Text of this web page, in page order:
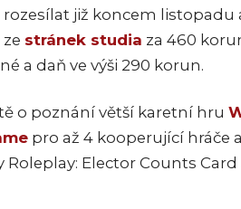
již koncem listopadu
stránek studia za 460
a daň ve výši 290 korun.
o poznání větší karetní hru
pro až 4 kooperující hráče
Elector Counts Card